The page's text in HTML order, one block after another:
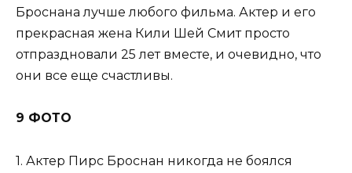
Броснана лучше любого фильма. Актер и его
прекрасная жена Кили Шей Смит просто
отпраздновали 25 лет вместе, и очевидно, что
они все еще счастливы.
9 ФОТО
1. Актер Пирс Броснан никогда не боялся